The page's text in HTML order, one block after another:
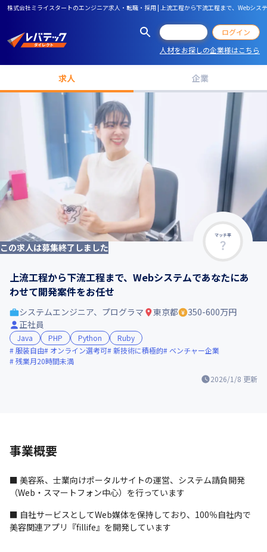
株式会社ミライスタートのエンジニア求人・転職・採用 | 上流工程から下流工程まで、Webシス
ログイン
人材をお探しの企業様はこちら
求人 企業
マッチ率
この求人は募集終了しました
上流工程から下流工程まで、Webシステムであなたにあ
わせて開発案件をお任せ
2026/1/8 更新
システムエンジニア、プログラマ 東京都
350-600万円
正社員
Java PHP Python
Ruby
服装自由
オンライン選考可 新技術に積極的
ベンチャー企業
残業月20時間未満
事業概要
■ 美容系、士業向けポータルサイトの運営、システム請負開発
（Web・スマートフォン中心）を行っています
■ 自社サービスとしてWeb媒体を保持しており、100％自社内で
美容関連アプリ『fillife』を開発しています